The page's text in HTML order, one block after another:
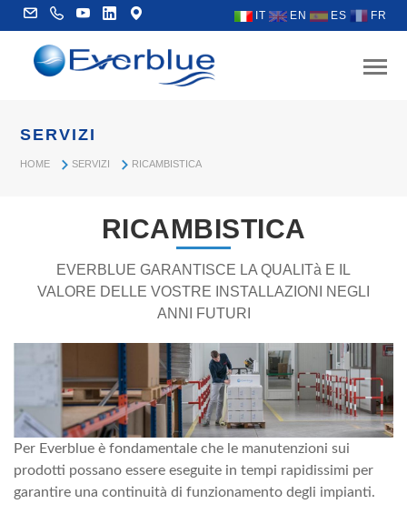
IT EN ES FR
SERVIZI
HOME SERVIZI RICAMBISTICA
RICAMBISTICA
EVERBLUE GARANTISCE LA QUALITà E IL
VALORE DELLE VOSTRE INSTALLAZIONI NEGLI
ANNI FUTURI
Per Everblue è fondamentale che le manutenzioni sui
prodotti possano essere eseguite in tempi rapidissimi per
garantire una continuità di funzionamento degli impianti.